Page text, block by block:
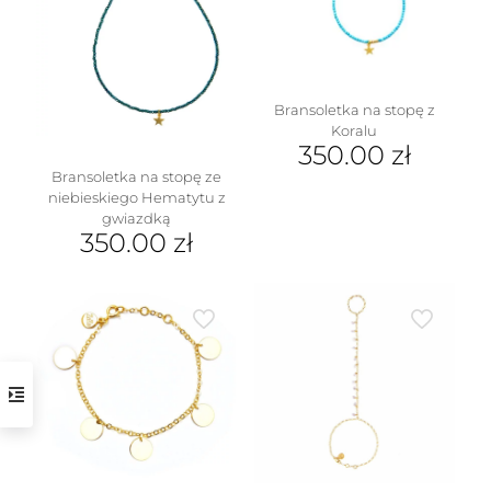
Bransoletka na stopę ze
niebieskiego Hematytu z
gwiazdką
350.00 zł
Bransoletka na stopę z
Koralu
350.00 zł